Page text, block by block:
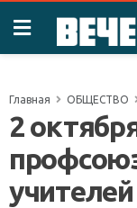
Главная ОБЩЕСТВО
2
учителей